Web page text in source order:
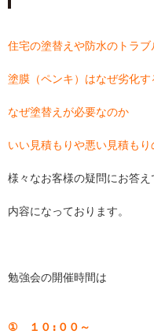
住宅の塗替えや防水のトラブ
塗膜（ペンキ）はなぜ劣化す
なぜ塗替えが必要なのか
いい見積もりや悪い見積もり
様々なお客様の疑問にお答え
内容になっております。
勉強会の開催時間は
①　１０:００～